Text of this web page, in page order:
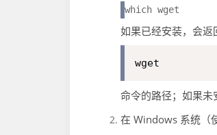
如果已经安装，会返
wget
命令的路径；如果未
在 Windows 系统（